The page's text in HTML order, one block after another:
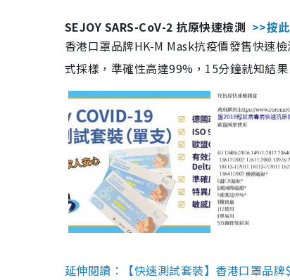
SEJOY SARS-CoV-2 抗原快速檢測 >>按
香港口罩品牌HK-M Mask抗疫價發售快速
式採樣，準確性高達99%，15分鐘就知結
延伸閱讀：【快速測試套裝】香港口罩品